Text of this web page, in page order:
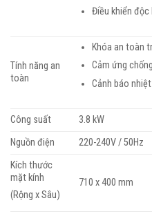
Điều khiển độc
Tính năng an
toàn
Khóa an toàn
Cảm ứng
Cảnh báo
Công suất
3.8 kW
Nguồn điện
220-240V / 50Hz
Kích thước
mặt kính
(Rộng x Sâu)
710 x 400 mm